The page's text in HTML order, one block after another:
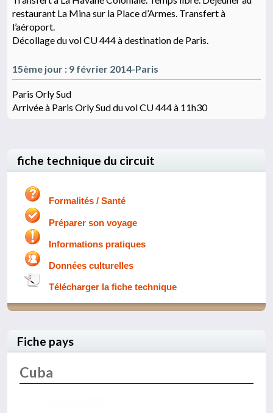
restaurant La Mina sur la Place d’Armes. Transfert à
l’aéroport.
Décollage du vol CU 444 à destination de Paris.
15ème jour : 9 février 2014-Paris
Paris Orly Sud
Arrivée à Paris Orly Sud du vol CU 444 à 11h30
fiche technique du circuit
Formalités / Santé
Préparer son voyage
Informations pratiques
Données culturelles
Télécharger la fiche technique
Fiche pays
Cuba